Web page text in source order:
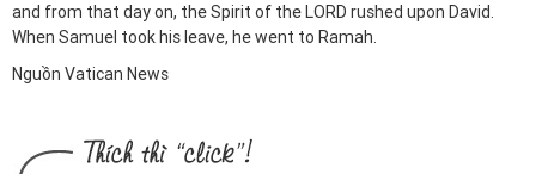
and from that day on, the Spirit of the LORD rushed upon David.
When Samuel took his leave, he went to Ramah.
Nguồn Vatican News